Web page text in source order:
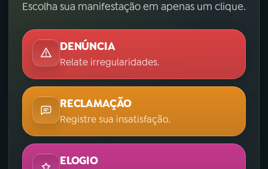
Escolha sua manifestação em apenas um clique.
DENÚNCIA
Relate irregularidades.
RECLAMAÇÃO
Registre sua insatisfação.
ELOGIO